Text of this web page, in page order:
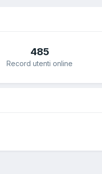
485
Record utenti online